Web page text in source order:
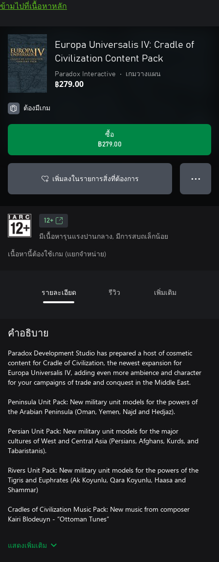
ข้ามไปที่เนื้อหาหลัก
Europa Universalis IV: Cradle of
Civilization Content Pack
Paradox Interactive • เกมวางแผน
฿279.00
ต้องมีเกม
ซื้อ
฿279.00
เพิ่มลงในรายการสิ่งที่ต้องการ ● ● ●
12+
มีเนื้อหารุนแรงปานกลาง, มีการสบถเล็กน้อย
เนื้อหานี้ต้องใช้เกม (แยกจำหน่าย)
รายละเอียด รีวิว เพิ่มเติม
คำอธิบาย
Paradox Development Studio has prepared a host of cosmetic
content for Cradle of Civilization, the newest expansion for
Europa Universalis IV, adding even more ambience and character
for your campaigns of trade and conquest in the Middle East.
Peninsula Unit Pack: New military unit models for the powers of
the Arabian Peninsula (Oman, Yemen, Najd and Hedjaz).
Persian Unit Pack: New military unit models for the major
cultures of West and Central Asia (Persians, Afghans, Kurds, and
Tabaristanis).
Rivers Unit Pack: New military unit models for the powers of the
Tigris and Euphrates (Ak Koyunlu, Qara Koyunlu, Haasa and
Shammar)
Cradles of Civilization Music Pack: New music from composer
Kairi Blodeuyn - “Ottoman Tunes”
advisors (21 male, 21 female)
แสดงเพิ่มเติม